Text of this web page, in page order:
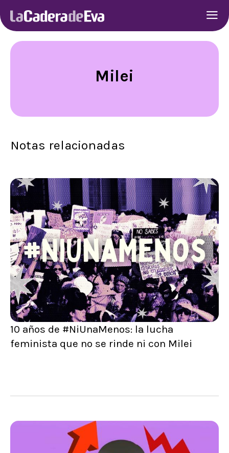
Milei
Notas relacionadas
10 años de #NiUnaMenos: la lucha
feminista que no se rinde ni con Milei